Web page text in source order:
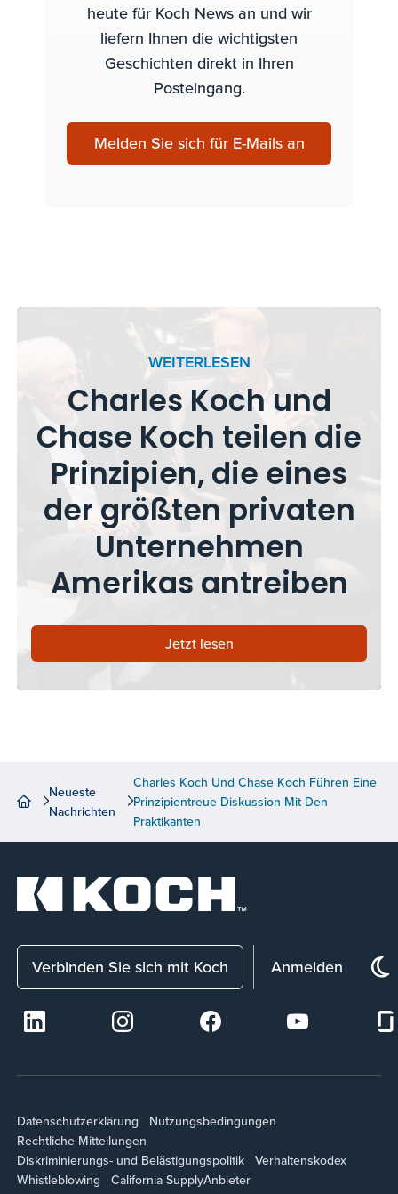
heute für Koch News an und wir
liefern Ihnen die wichtigsten
Geschichten direkt in Ihren
Posteingang.
Melden Sie sich für E-Mails an
WEITERLESEN
Charles Koch und
Chase Koch teilen die
Prinzipien, die eines
der größten privaten
Unternehmen
Amerikas antreiben
Jetzt lesen
Neueste
Nachrichten
Charles Koch Und Chase Koch Führen Eine
Prinzipientreue Diskussion Mit Den
Praktikanten
Verbinden Sie sich mit Koch Anmelden
Datenschutzerklärung
Nutzungsbedingungen
Rechtliche Mitteilungen
Diskriminierungs- und Belästigungspolitik
Verhaltenskodex
Whistleblowing
California SupplyAnbieter